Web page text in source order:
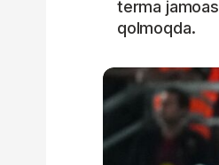
terma
qolmoqda.